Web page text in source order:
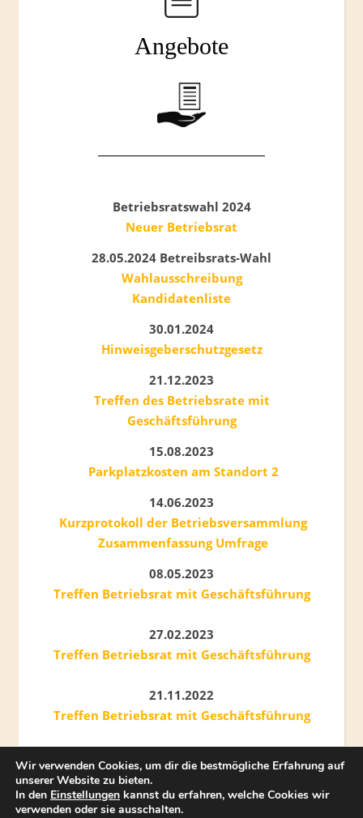
Angebote
Betriebsratswahl 2024
Neuer Betriebsrat
28.05.2024 Betreibsrats-Wahl
Wahlausschreibung
Kandidatenliste
30.01.2024
Hinweisgeberschutzgesetz
21.12.2023
Treffen des Betriebsrate mit
Geschäftsführung
15.08.2023
Parkplatzkosten am Standort 2
14.06.2023
Kurzprotokoll der Betriebsversammlung
Zusammenfassung Umfrage
08.05.2023
Treffen Betriebsrat mit Geschäftsführung
27.02.2023
Treffen Betriebsrat mit Geschäftsführung
21.11.2022
Treffen Betriebsrat mit Geschäftsführung
Wir verwenden Cookies, um dir die bestmögliche Erfahrung auf
unserer Website zu bieten.
In den Einstellungen kannst du erfahren, welche Cookies wir
verwenden oder sie ausschalten.